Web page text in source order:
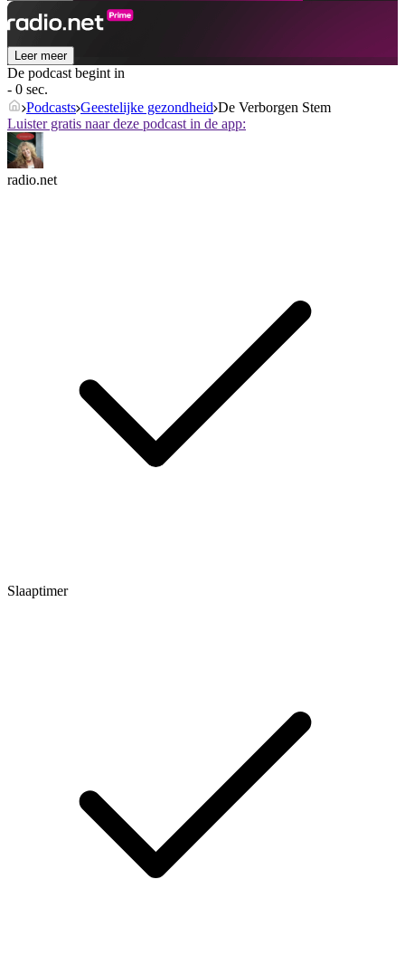
Leer meer
De podcast begint in
- 0 sec.
Podcasts Geestelijke gezondheid De Verborgen Stem
Luister gratis naar deze podcast in de app:
radio.net
Slaaptimer